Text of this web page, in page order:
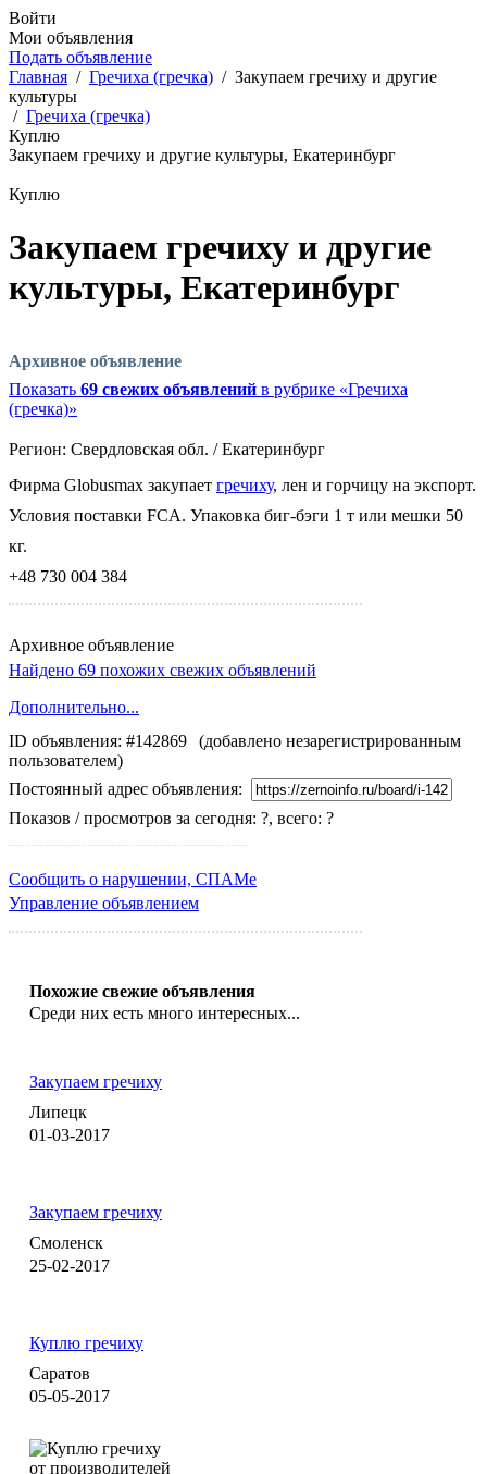
Войти
Мои объявления
Подать объявление
Главная / Гречиха (гречка) / Закупаем гречиху и другие
культуры
/ Гречиха (гречка)
Куплю
Закупаем гречиху и другие культуры, Екатеринбург
Куплю
Закупаем гречиху и другие
культуры, Екатеринбург
Архивное объявление
Показать 69 свежих объявлений в рубрике «Гречиха
(гречка)»
Регион: Свердловская обл. / Екатеринбург
Фирма Globusmax закупает гречиху, лен и горчицу на экспорт.
Условия поставки FCA. Упаковка биг-бэги 1 т или мешки 50
кг.
+48 730 004 384
Архивное объявление
Найдено 69 похожих свежих объявлений
Дополнительно...
ID объявления: #142869
(добавлено незарегистрированным
пользователем)
Постоянный адрес объявления:
Показов / просмотров за сегодня: ?, всего: ?
Сообщить о нарушении, СПАМе
Управление объявлением
Похожие свежие объявления
Среди них есть много интересных...
Закупаем гречиху
Липецк
01-03-2017
Закупаем гречиху
Смоленск
25-02-2017
Куплю гречиху
Саратов
05-05-2017